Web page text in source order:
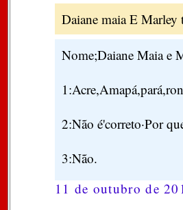
Daiane maia E Marley
Nome;Daiane Maia e
2:Não é'correto·Por
3:Não.
11 de outubro de